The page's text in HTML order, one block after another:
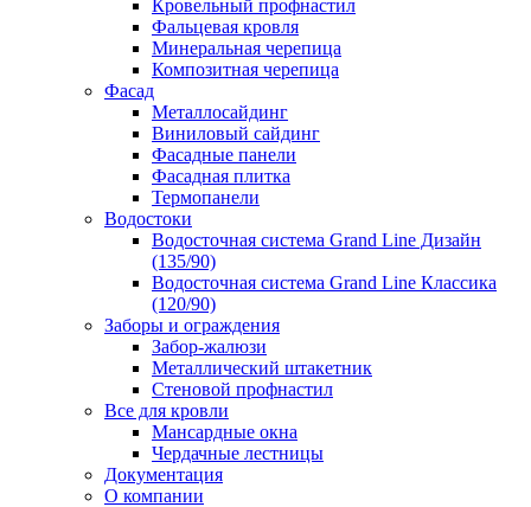
Кровельный профнастил
Фальцевая кровля
Минеральная черепица
Композитная черепица
Фасад
Металлосайдинг
Виниловый сайдинг
Фасадные панели
Фасадная плитка
Термопанели
Водостоки
Водосточная система Grand Line Дизайн
(135/90)
Водосточная система Grand Line Классика
(120/90)
Заборы и ограждения
Забор-жалюзи
Металлический штакетник
Стеновой профнастил
Все для кровли
Мансардные окна
Чердачные лестницы
Документация
О компании